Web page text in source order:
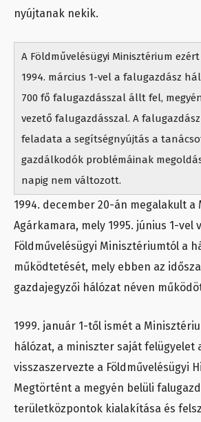
nyújtanak nekik.
A Földművelésügyi Minisztérium
1994. március 1-vel a falugazdász
700 fő falugazdásszal állt fel,
vezető falugazdásszal. A
feladata a segítségnyújtás a
gazdálkodók problémáinak
napig nem változott.
1994. december 20-án megalakult a
Agárkamara, mely 1995. június 1-vel
Földművelésügyi Minisztériumtól a
működtetését, mely ebben az
gazdajegyzői hálózat néven
1999. január 1-től ismét a
hálózat, a miniszter saját felügyelet
visszaszervezte a Földművelésügyi
Megtörtént a megyén belüli
területközpontok kialakítása és